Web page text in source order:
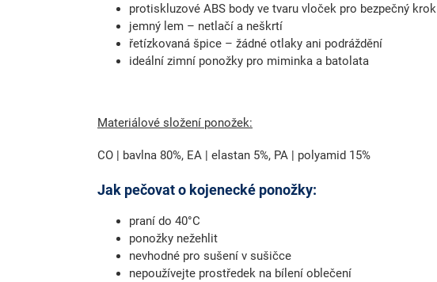
protiskluzové ABS body ve tvaru vloček pro bezpečný krok
jemný lem – netlačí a neškrtí
řetízkovaná špice – žádné otlaky ani podráždění
ideální zimní ponožky pro miminka a batolata
Materiálové složení ponožek:
CO | bavlna 80%, EA | elastan 5%, PA | polyamid 15%
Jak pečovat o kojenecké ponožky:
praní do 40°C
ponožky nežehlit
nevhodné pro sušení v sušičce
nepoužívejte prostředek na bílení oblečení